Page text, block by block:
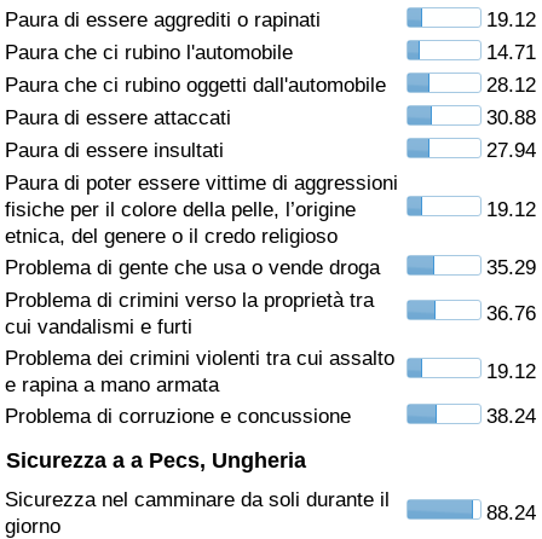
Paura di essere aggrediti o rapinati
19.12
Paura che ci rubino l'automobile
14.71
Paura che ci rubino oggetti dall'automobile
28.12
Paura di essere attaccati
30.88
Paura di essere insultati
27.94
Paura di poter essere vittime di aggressioni
fisiche per il colore della pelle, l’origine
etnica, del genere o il credo religioso
19.12
Problema di gente che usa o vende droga
35.29
Problema di crimini verso la proprietà tra
cui vandalismi e furti
36.76
Problema dei crimini violenti tra cui assalto
e rapina a mano armata
19.12
Problema di corruzione e concussione
38.24
Sicurezza a a Pecs, Ungheria
Sicurezza nel camminare da soli durante il
giorno
88.24
Assistenza Sanitaria
Indice dell’Assistenza Sanitaria (Corrente)
Indice dell’Assistenza Sanitaria
Indice dell’Assistenza Sanitaria per
Nazione
Inquinamento
Indice dell’Inquinamento (Corrente)
Indice dell’Inquinamento per Nazione